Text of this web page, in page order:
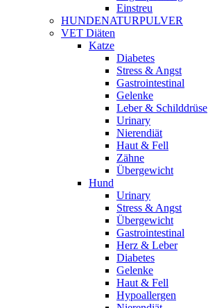
Einstreu
HUNDENATURPULVER
VET Diäten
Katze
Diabetes
Stress & Angst
Gastrointestinal
Gelenke
Leber & Schilddrüse
Urinary
Nierendiät
Haut & Fell
Zähne
Übergewicht
Hund
Urinary
Stress & Angst
Übergewicht
Gastrointestinal
Herz & Leber
Diabetes
Gelenke
Haut & Fell
Hypoallergen